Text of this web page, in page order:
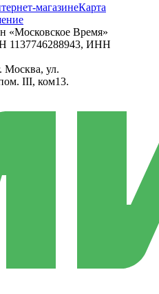
магазинеКарта
«Московское Время»
ИНН
Москва, ул.
III, ком13.